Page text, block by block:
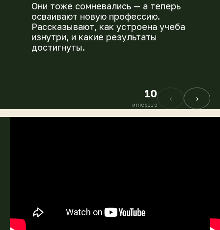
Они тоже сомневались — а теперь
осваивают новую профессию.
Рассказывают, как устроена учеба
изнутри, и какие результаты
достигнуты.
10
интервью
‹ ›